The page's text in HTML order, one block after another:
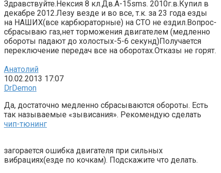
Здравствуйте.Нексия 8 кл.Дв.А-15sms. 2010г.в.Купил в
декабре 2012.Лезу везде и во все, т.к. за 23 года езды
на НАШИХ(все карбюраторные) на СТО не ездил.Вопрос-
сбрасываю газ,нет торможения двигателем (медленно
обороты падают до холостых-5-6 секунд)Получается
переключение передач все на оборотах.Отказы не горят.
Анатолий
10.02.2013 17:07
DrDemon
Да, достаточно медленно сбрасываются обороты. Есть
так называемые «зывисания». Рекомендую сделать
чип-тюнинг
загорается ошибка двигателя при сильных
вибрациях(езде по кочкам). Подскажите что делать.